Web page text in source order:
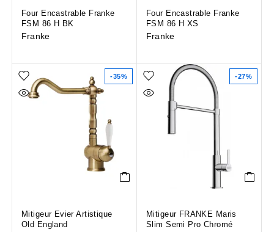
Four Encastrable Franke
FSM 86 H BK
Franke
Four Encastrable Franke
FSM 86 H XS
Franke
-35%
Mitigeur Evier Artistique
Old England
-27%
Mitigeur FRANKE Maris
Slim Semi Pro Chromé